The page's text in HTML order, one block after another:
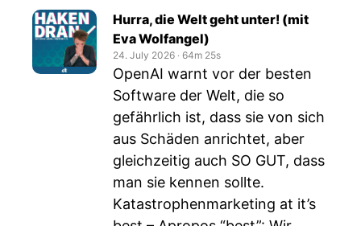
Hurra, die Welt geht unter! (mit
Eva Wolfangel)
24. July 2026 ‧ 64m 25s
OpenAI warnt vor der besten
Software der Welt, die so
gefährlich ist, dass sie von sich
aus Schäden anrichtet, aber
gleichzeitig auch SO GUT, dass
man sie kennen sollte.
Katastrophenmarketing at it’s